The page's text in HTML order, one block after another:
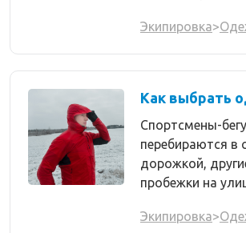
Экипировка>
Как выбрать
Спортсмены-
перебираются в
дорожкой,
пробежки на
Экипировка>